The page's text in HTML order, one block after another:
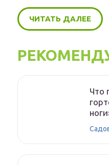
ЧИТАТЬ ДАЛЕЕ
Что